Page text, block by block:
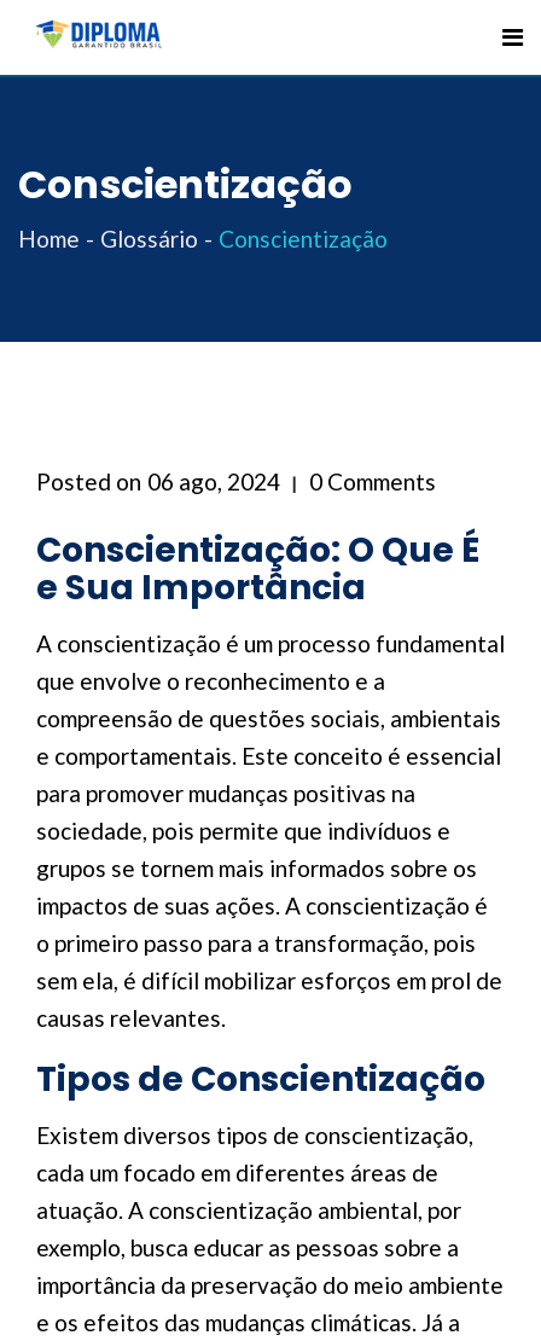
Skip
Conscientização
Home Glossário Conscientização
Posted on 06 ago, 2024 0 Comments
Conscientização: O Que É
e Sua Importância
A conscientização é um processo fundamental
que envolve o reconhecimento e a
compreensão de questões sociais, ambientais
e comportamentais. Este conceito é essencial
para promover mudanças positivas na
sociedade, pois permite que indivíduos e
grupos se tornem mais informados sobre os
impactos de suas ações. A conscientização é
o primeiro passo para a transformação, pois
sem ela, é difícil mobilizar esforços em prol de
causas relevantes.
Tipos de Conscientização
Existem diversos tipos de conscientização,
cada um focado em diferentes áreas de
atuação. A conscientização ambiental, por
exemplo, busca educar as pessoas sobre a
importância da preservação do meio ambiente
e os efeitos das mudanças climáticas. Já a